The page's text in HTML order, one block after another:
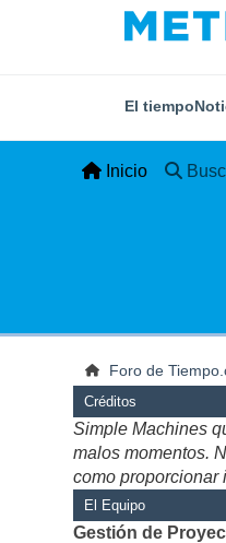
El tiempo
Inicio
Foro de
Créditos
Simple Machines
malos momentos.
como proporcionar
El Equipo
Gestión de